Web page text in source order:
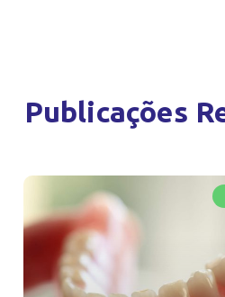
Publicações